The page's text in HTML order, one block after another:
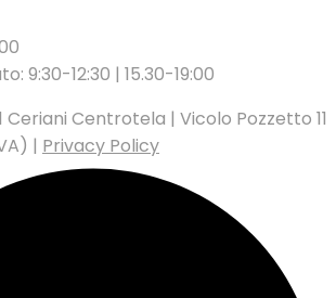
9:30-12:30 | 15.30-19:00
Centrotela | Vicolo Pozzetto 11
| Privacy Policy